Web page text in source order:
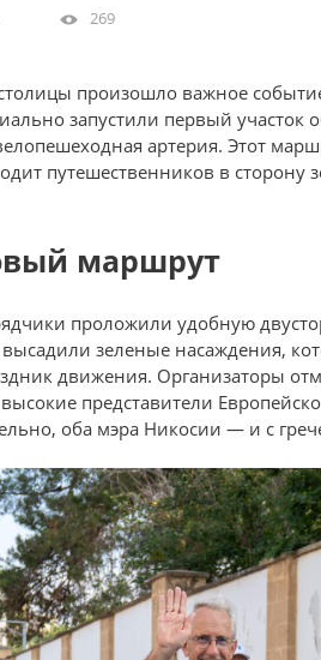
269
произошло важное
запустили первый
артерия. Этот
путешественников в сторону
маршрут
проложили удобную
зеленые насаждения,
движения. Организаторы
представители
оба мэра Никосии — и с